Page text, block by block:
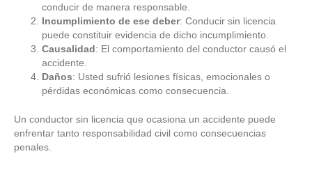
conducir de manera responsable.
Incumplimiento de ese deber: Conducir sin licencia
puede constituir evidencia de dicho incumplimiento.
Causalidad: El comportamiento del conductor causó el
accidente.
Daños: Usted sufrió lesiones físicas, emocionales o
pérdidas económicas como consecuencia.
Un conductor sin licencia que ocasiona un accidente puede
enfrentar tanto responsabilidad civil como consecuencias
penales.